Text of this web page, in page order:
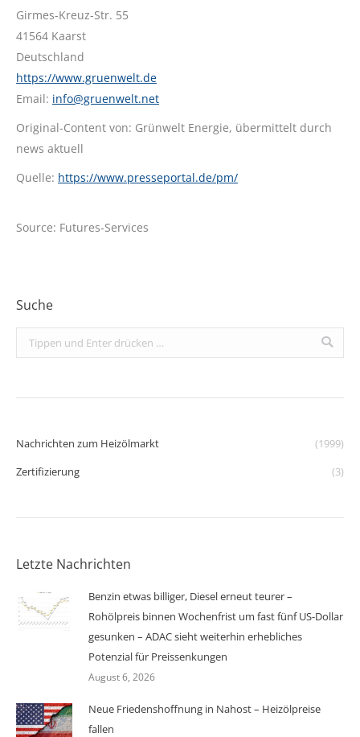
Girmes-Kreuz-Str. 55
41564 Kaarst
Deutschland
https://www.gruenwelt.de
Email: info@gruenwelt.net
Original-Content von: Grünwelt Energie, übermittelt durch
news aktuell
Quelle: https://www.presseportal.de/pm/
Source: Futures-Services
Suche
Search:
Nachrichten zum Heizölmarkt
(1999)
Zertifizierung
(3)
Letzte Nachrichten
Benzin etwas billiger, Diesel erneut teurer –
Rohölpreis binnen Wochenfrist um fast fünf US-Dollar
gesunken – ADAC sieht weiterhin erhebliches
Potenzial für Preissenkungen
August 6, 2026
Neue Friedenshoffnung in Nahost – Heizölpreise
fallen